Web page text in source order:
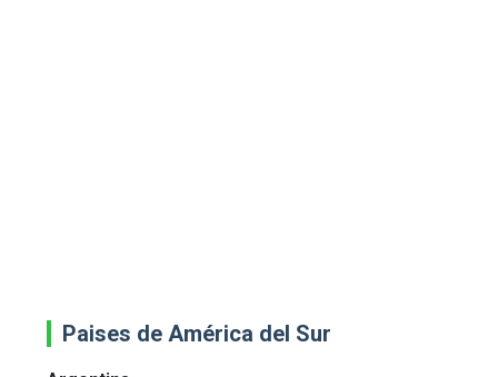
Paises de América del Sur